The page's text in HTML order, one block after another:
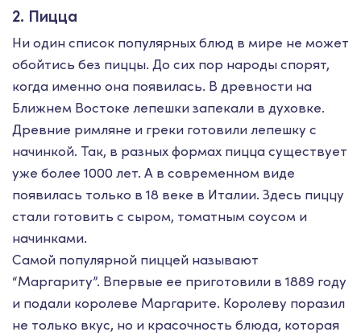
2. Пицца
Ни один список популярных блюд в мире не может
обойтись без пиццы. До сих пор народы спорят,
когда именно она появилась. В древности на
Ближнем Востоке лепешки запекали в духовке.
Древние римляне и греки готовили лепешку с
начинкой. Так, в разных формах пицца существует
уже более 1000 лет. А в современном виде
появилась только в 18 веке в Италии. Здесь пиццу
стали готовить с сыром, томатным соусом и
начинками.
Самой популярной пиццей называют
“Маргариту”. Впервые ее приготовили в 1889 году
и подали королеве Маргарите. Королеву поразил
не только вкус, но и красочность блюда, которая